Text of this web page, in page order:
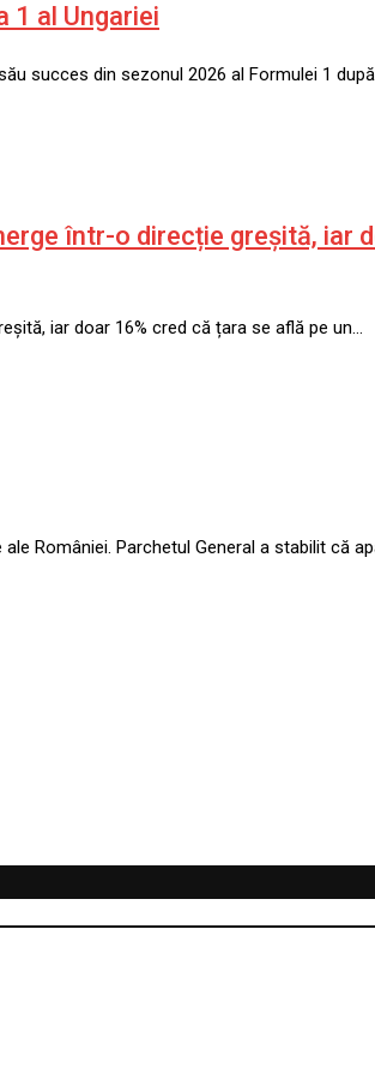
1 al Ungariei
succes din sezonul 2026 al Formulei 1
într-o direcție greșită, iar
iar doar 16% cred că țara se află pe un…
României. Parchetul General a stabilit că